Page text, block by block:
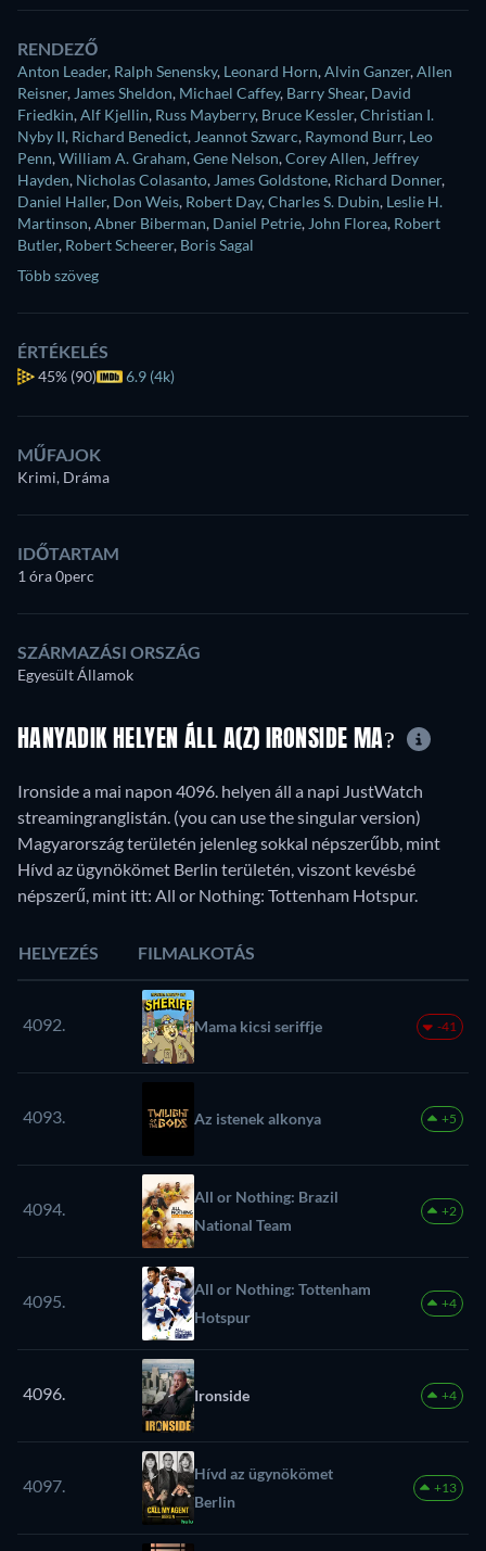
RENDEZŐ
Anton Leader, Ralph Senensky, Leonard Horn,Alvin Ganzer,Allen
Reisner, James Sheldon, Michael Caffey, Barry Shear, David
Friedkin,Alf Kjellin, Russ Mayberry, Bruce Kessler,Christian I.
Nyby II, Richard Benedict, Jeannot Szwarc, Raymond Burr, Leo
Penn,William A. Graham,Gene Nelson,Corey Allen, Jeffrey
Hayden, Nicholas Colasanto, James Goldstone, Richard Donner,
Daniel Haller, Don Weis, Robert Day,Charles S. Dubin, Leslie H.
Martinson,Abner Biberman, Daniel Petrie, John Florea, Robert
Butler, Robert Scheerer, Boris Sagal
Több szöveg
ÉRTÉKELÉS
45% (90) 6.9 (4k)
MŰFAJOK
Krimi, Dráma
IDŐTARTAM
1 óra 0perc
SZÁRMAZÁSI ORSZÁG
Egyesült Államok
HANYADIK HELYEN ÁLL A(Z) IRONSIDE MA?
Ironside a mai napon 4096. helyen áll a napi JustWatch
streamingranglistán. (you can use the singular version)
Magyarország területén jelenleg sokkal népszerűbb, mint
Hívd az ügynökömet Berlin területén, viszont kevésbé
népszerű, mint itt: All or Nothing: Tottenham Hotspur.
HELYEZÉS FILMALKOTÁS
4092. Mama kicsi seriffje -41
4093. Az istenek alkonya +5
4094.
All or Nothing: Brazil
National Team
+2
4095.
All or Nothing: Tottenham
Hotspur
+4
4096. Ironside +4
4097.
Hívd az ügynökömet
Berlin
+13